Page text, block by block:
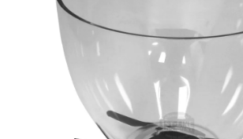
z
hviezdičiek.